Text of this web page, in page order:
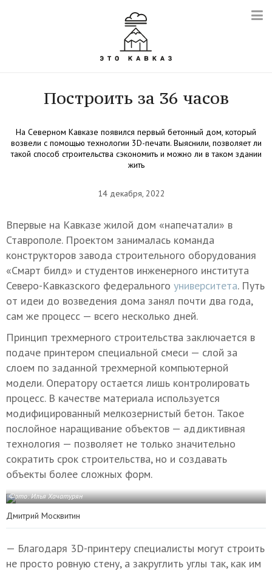
Построить за 36 часов
На Северном Кавказе появился первый бетонный дом, который
возвели с помощью технологии 3D-печати. Выяснили, позволяет ли
такой способ строительства сэкономить и можно ли в таком здании
жить
14 декабря, 2022
Впервые на Кавказе жилой дом «напечатали» в
Ставрополе. Проектом занималась команда
конструкторов завода строительного оборудования
«Смарт билд» и студентов инженерного института
Северо-Кавказского федерального университета. Путь
от идеи до возведения дома занял почти два года,
сам же процесс — всего несколько дней.
Принцип трехмерного строительства заключается в
подаче принтером специальной смеси — слой за
слоем по заданной трехмерной компьютерной
модели. Оператору остается лишь контролировать
процесс. В качестве материала используется
модифицированный мелкозернистый бетон. Такое
послойное наращивание объектов — аддиктивная
технология — позволяет не только значительно
сократить срок строительства, но и создавать
объекты более сложных форм.
Фото: Илья Хачатурян
Дмитрий Москвитин
— Благодаря 3D-принтеру специалисты могут строить
не просто ровную стену, а закруглить углы так, как им